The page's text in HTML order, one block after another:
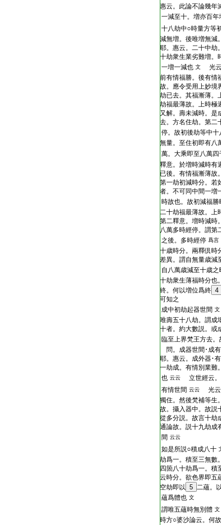
惠云。此論不論幾年
一減至十。増亦百年
十八劫中○時量方等
減無増。後唯増無減
耶。惠云。二十中劫
十劫衆生業劣難増。
一増一減也 文
光
前有情福勝。後有情
故。應令受用上妙境
劫已去。其福漸薄。
劫福最薄故。上時極
又解。壽未減時。是
去。方名住劫。第二
停。故初後劫等中十
無量。至住初即有八
萬。大乘即至八萬四
釋意。於増時減時有
已後。有情福漸薄故
第一劫初減時分。若
者。不可同中間一増
時故也。故初減福
二十劫福最薄故。上
第二釋意。増時減時
八萬多時經停。謂第
之後。多時經停 爲言
十歳時分。兩釋倶時
差異。謂自無量歳減
自八萬歳減至十歳之
十劫衆生薄福時分也
終。何以増位爲終 4
可知之
成中初劫起器世間 文
唯壽五十八劫。謂成
十者。約大數説。或
臨至上界梵王方去
問。成器世間･成
耶。惠云。成外器･
一劫成。有情別業難
也 云云
立世經云
有情世間 云云
光云
獨住。然後梵補等生
故。攝入器中。故説
從多分説。故言十劫
通論故。説十九劫成
間 云云
如是所説○積成八十
劫爲一。積至三無數
四箇八十劫爲一。積
云時分。欲色界即五
空劫即以 5 二蘊。
蘊爲體也 文
謂唯五蘊時無別體 文
時方○婆沙論云。何